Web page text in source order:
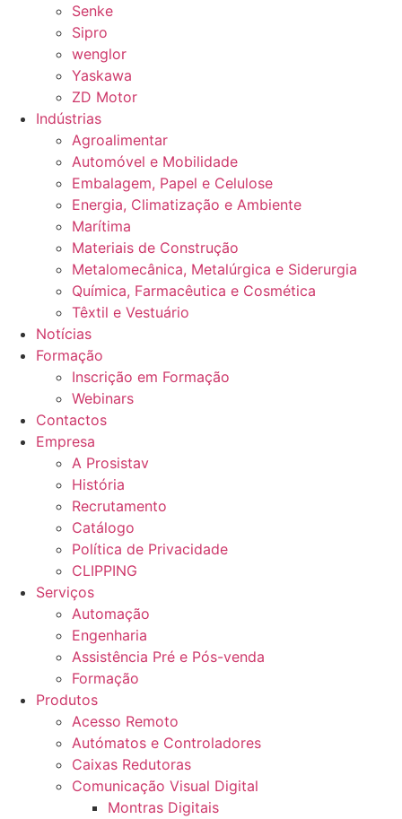
Senke
Sipro
wenglor
Yaskawa
ZD Motor
Indústrias
Agroalimentar
Automóvel e Mobilidade
Embalagem, Papel e Celulose
Energia, Climatização e Ambiente
Marítima
Materiais de Construção
Metalomecânica, Metalúrgica e Siderurgia
Química, Farmacêutica e Cosmética
Têxtil e Vestuário
Notícias
Formação
Inscrição em Formação
Webinars
Contactos
Empresa
A Prosistav
História
Recrutamento
Catálogo
Política de Privacidade
CLIPPING
Serviços
Automação
Engenharia
Assistência Pré e Pós-venda
Formação
Produtos
Acesso Remoto
Autómatos e Controladores
Caixas Redutoras
Comunicação Visual Digital
Montras Digitais